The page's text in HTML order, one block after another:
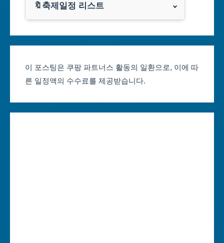
광주광역시
대전광역시
클룩
🔖축제일정 리스트
대구축제 일정
인천축제 일정
이 포스팅은 쿠팡 파트너스 활동의 일환으로, 이에 따
른 일정액의 수수료를 제공받습니다.